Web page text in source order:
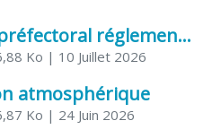
Arrêté préfectoral réglementant l’usage de l’eau
Ko | 10 Juillet 2026
atmosphérique
Ko | 24 Juin 2026